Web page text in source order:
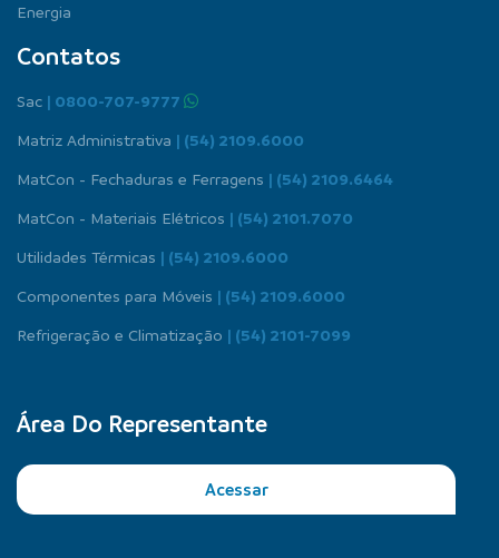
Energia
Contatos
Sac | 0800-707-9777
Matriz Administrativa | (54) 2109.6000
MatCon - Fechaduras e Ferragens | (54) 2109.6464
MatCon - Materiais Elétricos | (54) 2101.7070
Utilidades Térmicas | (54) 2109.6000
Componentes para Móveis | (54) 2109.6000
Refrigeração e Climatização | (54) 2101-7099
Área Do Representante
Acessar